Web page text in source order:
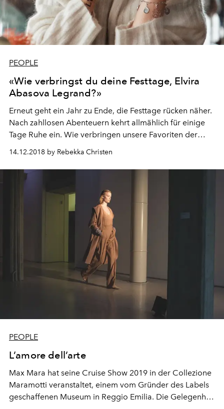
PEOPLE
«Wie verbringst du deine Festtage, Elvira
Abasova Legrand?»
Erneut geht ein Jahr zu Ende, die Festtage rücken näher.
Nach zahllosen Abenteuern kehrt allmählich für einige
Tage Ruhe ein. Wie verbringen unsere Favoriten der
Schweizer Modewelt diese besondere Zeit? L’OFFICIEL
Schweiz hat nachgefragt. Diesmal bei Elvira Abasova
Legrand, Mode-, Beauty- und Lifestyle-Bloggerin aus
Genf.
14.12.2018 by Rebekka Christen
PEOPLE
L’amore dell’arte
Max Mara hat seine Cruise Show 2019 in der Collezione
Maramotti veranstaltet, einem vom Gründer des Labels
geschaffenen Museum in Reggio Emilia. Die Gelegenheit